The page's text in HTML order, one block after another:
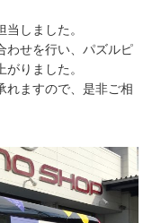
しました。
わせを行い、パズルピ
りました。
れますので、是非ご相